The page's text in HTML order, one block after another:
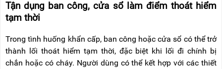
Tận dụng ban công, cửa sổ làm điểm thoát hiểm
tạm thời
Trong tình huống khẩn cấp, ban công hoặc cửa sổ có thể trở
thành lối thoát hiểm tạm thời, đặc biệt khi lối đi chính bị
chắn hoặc có cháy. Người dùng có thể kết hợp với các thiết